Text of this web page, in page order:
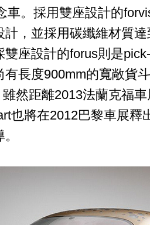
車。採用雙座設計的
計，並採用碳纖維材質
雙座設計的forus則是
有長度900mm的寬敞貨
然距離2013法蘭克福
也將在2012巴黎車展釋